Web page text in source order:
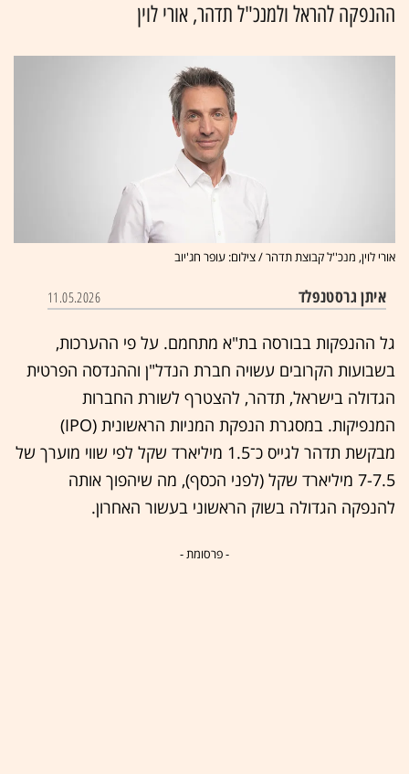
ההנפקה להראל ולמנכ"ל תדהר, אורי לוין
אורי לוין, מנכ''ל קבוצת תדהר / צילום: עופר חג'יוב
איתן גרסטנפלד 11.05.2026
גל ההנפקות בבורסה בת"א מתחמם. על פי ההערכות,
בשבועות הקרובים עשויה חברת הנדל"ן וההנדסה הפרטית
הגדולה בישראל, תדהר, להצטרף לשורת החברות
המנפיקות. במסגרת הנפקת המניות הראשונית (IPO)
מבקשת תדהר לגייס כ־1.5 מיליארד שקל לפי שווי מוערך של
7-7.5 מיליארד שקל (לפני הכסף), מה שיהפוך אותה
להנפקה הגדולה בשוק הראשוני בעשור האחרון.
- פרסומת -